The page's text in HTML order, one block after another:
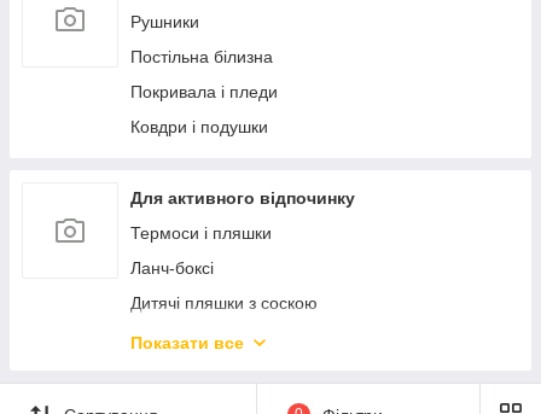
Ексклюзивна кераміка
Фоторамки
Дозатори і мильниці
Аксесуари для ванної кімнати
Новорічний декор та прикраси
Попільнички
Скриньки і шкатулки
Рушники
Постільна білизна
Покривала і пледи
Ковдри і подушки
Для активного відпочинку
Термоси і пляшки
Ланч-боксі
Дитячі пляшки з соскою
Посуд багаторазовий пластиковий
Показати все